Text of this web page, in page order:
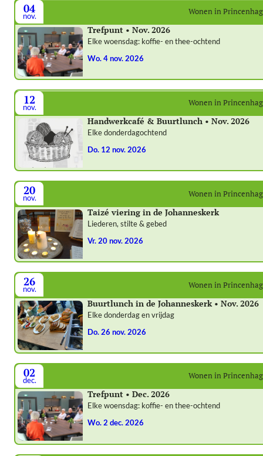
04
nov. Wonen in
Trefpunt • Nov. 2026
Elke woensdag: koffie- en thee-ochtend
wo. 4 nov. 2026
12
nov. Wonen in
Handwerkcafé & Buurtlunch • Nov. 2026
Elke donderdagochtend
do. 12 nov. 2026
20
nov. Wonen in
Taizé viering in de Johanneskerk
Liederen, stilte & gebed
vr. 20 nov. 2026
26
nov. Wonen in
Buurtlunch in de Johanneskerk • Nov. 2026
Elke donderdag en vrijdag
do. 26 nov. 2026
02
dec. Wonen in
Trefpunt • Dec. 2026
Elke woensdag: koffie- en thee-ochtend
wo. 2 dec. 2026